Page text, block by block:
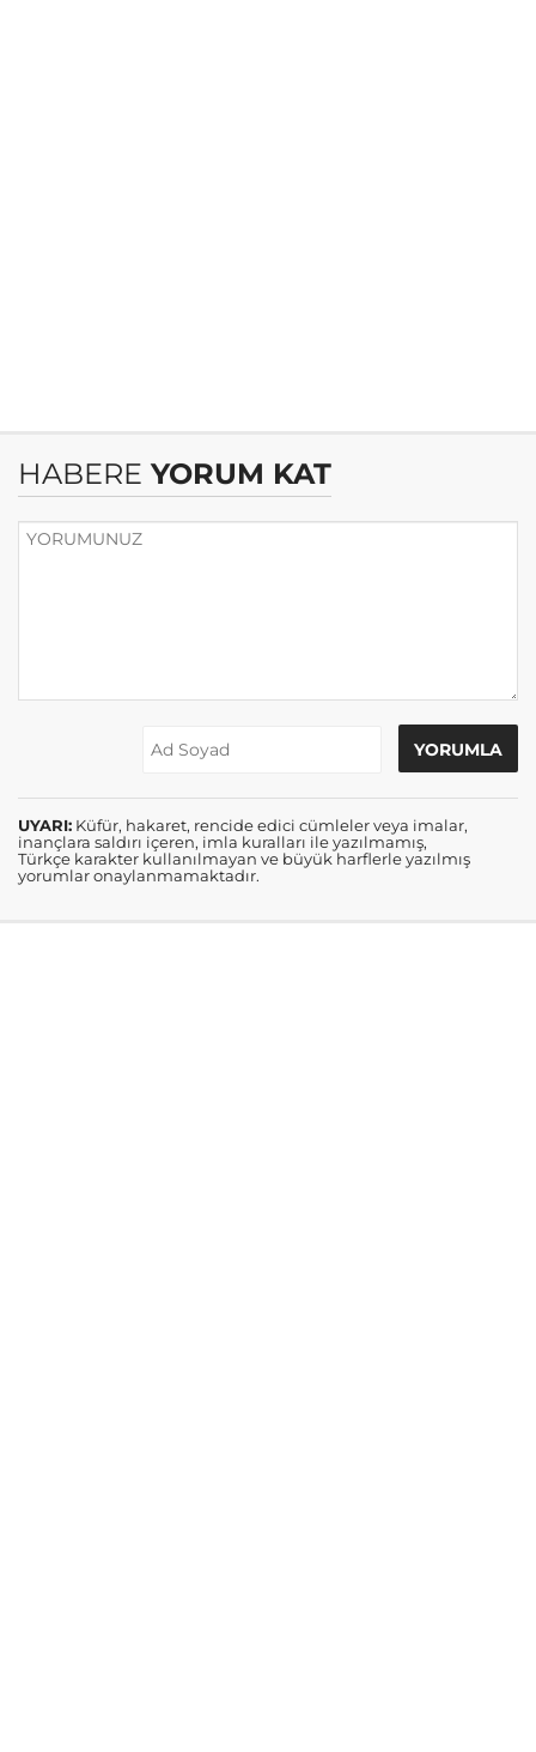
HABERE YORUM KAT
UYARI: Küfür, hakaret, rencide edici cümleler veya imalar,
inançlara saldırı içeren, imla kuralları ile yazılmamış,
Türkçe karakter kullanılmayan ve büyük harflerle yazılmış
yorumlar onaylanmamaktadır.